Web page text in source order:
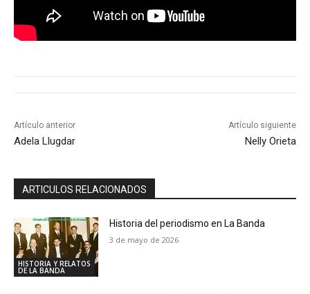
Artículo anterior
Adela Llugdar
Artículo siguiente
Nelly Orieta
ARTICULOS RELACIONADOS
HISTORIA Y RELATOS
DE LA BANDA
Historia del periodismo en La Banda
3 de mayo de 2026